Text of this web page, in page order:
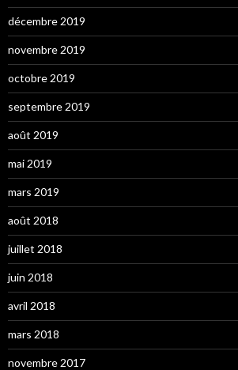
décembre 2019
novembre 2019
octobre 2019
septembre 2019
août 2019
mai 2019
mars 2019
août 2018
juillet 2018
juin 2018
avril 2018
mars 2018
novembre 2017